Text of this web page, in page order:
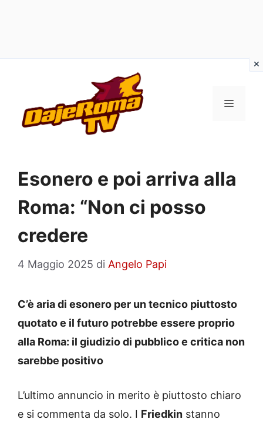
contenuto
MENU
Esonero e poi arriva alla
Roma: “Non ci posso
credere
4 Maggio 2025 di Angelo Papi
C’è aria di esonero per un tecnico piuttosto
quotato e il futuro potrebbe essere proprio
alla Roma: il giudizio di pubblico e critica non
sarebbe positivo
L’ultimo annuncio in merito è piuttosto chiaro
e si commenta da solo. I Friedkin stanno